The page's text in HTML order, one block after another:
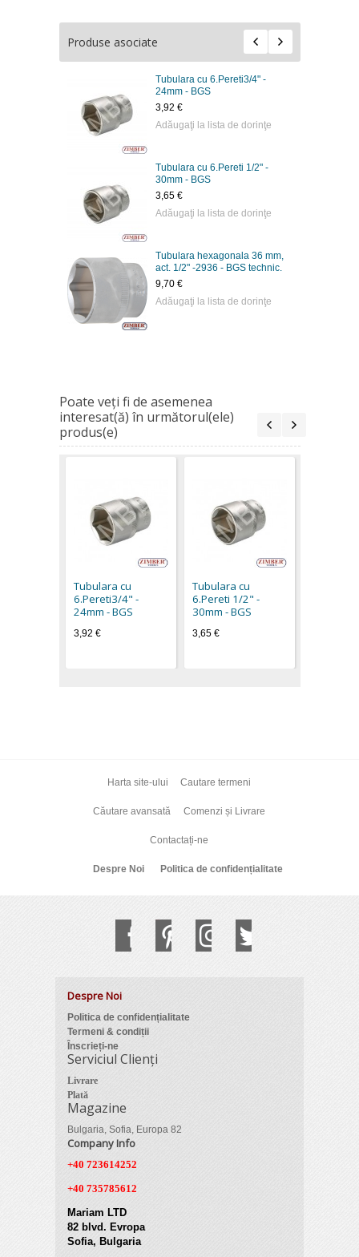
Produse asociate
Tubulara cu 6.Pereti3/4" -
24mm - BGS
3,92 €
Adăugaţi la lista de dorinţe
Tubulara cu 6.Pereti 1/2" -
30mm - BGS
3,65 €
Adăugaţi la lista de dorinţe
Tubulara hexagonala 36 mm,
act. 1/2" -2936 - BGS technic.
9,70 €
Adăugaţi la lista de dorinţe
Poate veţi fi de asemenea
interesat(ă) în următorul(ele)
produs(e)
Tubulara cu
6.Pereti3/4" -
24mm - BGS
3,92 €
Tubulara cu
6.Pereti 1/2" -
30mm - BGS
3,65 €
Harta site-ului Cautare termeni
Căutare avansată Comenzi și Livrare
Contactați-ne
Despre Noi Politica de confidențialitate
Despre Noi
Politica de confidențialitate
Termeni & condiții
Înscrieți-ne
Serviciul Clienți
Livrare
Plată
Magazine
Bulgaria, Sofia, Europa 82
Company Info
+40 723614252
+40 735785612
Mariam LTD
82 blvd. Evropa
Sofia, Bulgaria